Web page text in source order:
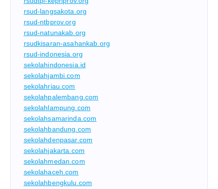
rsud-langsakota.org
rsud-ntbprov.org
rsud-natunakab.org
rsudkisaran-asahankab.org
rsud-indonesia.org
sekolahindonesia.id
sekolahjambi.com
sekolahriau.com
sekolahpalembang.com
sekolahlampung.com
sekolahsamarinda.com
sekolahbandung.com
sekolahdenpasar.com
sekolahjakarta.com
sekolahmedan.com
sekolahaceh.com
sekolahbengkulu.com